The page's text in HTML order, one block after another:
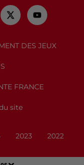
DES JEUX
FRANCE
site
2023 2022